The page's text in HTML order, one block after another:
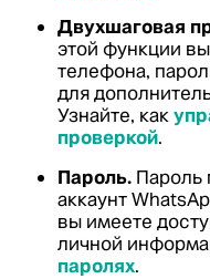
Двухшаговая
этой функции
телефона,
для
Узнайте, как
проверкой.
Пароль. Пароль
аккаунт
вы имеете
личной
паролях.